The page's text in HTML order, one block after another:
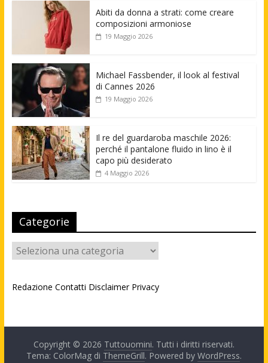
Abiti da donna a strati: come creare
composizioni armoniose
19 Maggio 2026
Michael Fassbender, il look al festival
di Cannes 2026
19 Maggio 2026
Il re del guardaroba maschile 2026:
perché il pantalone fluido in lino è il
capo più desiderato
4 Maggio 2026
Categorie
Categorie
Redazione Contatti Disclaimer Privacy
Copyright © 2026 Tuttouomini. Tutti i diritti riservati.
Tema: ColorMag di ThemeGrill. Powered by WordPress.